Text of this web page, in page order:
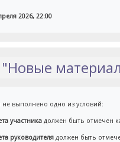
2026, 22:00
"Новые
не выполнено одно из условий:
участника должен быть отмечен
руководителя должен быть